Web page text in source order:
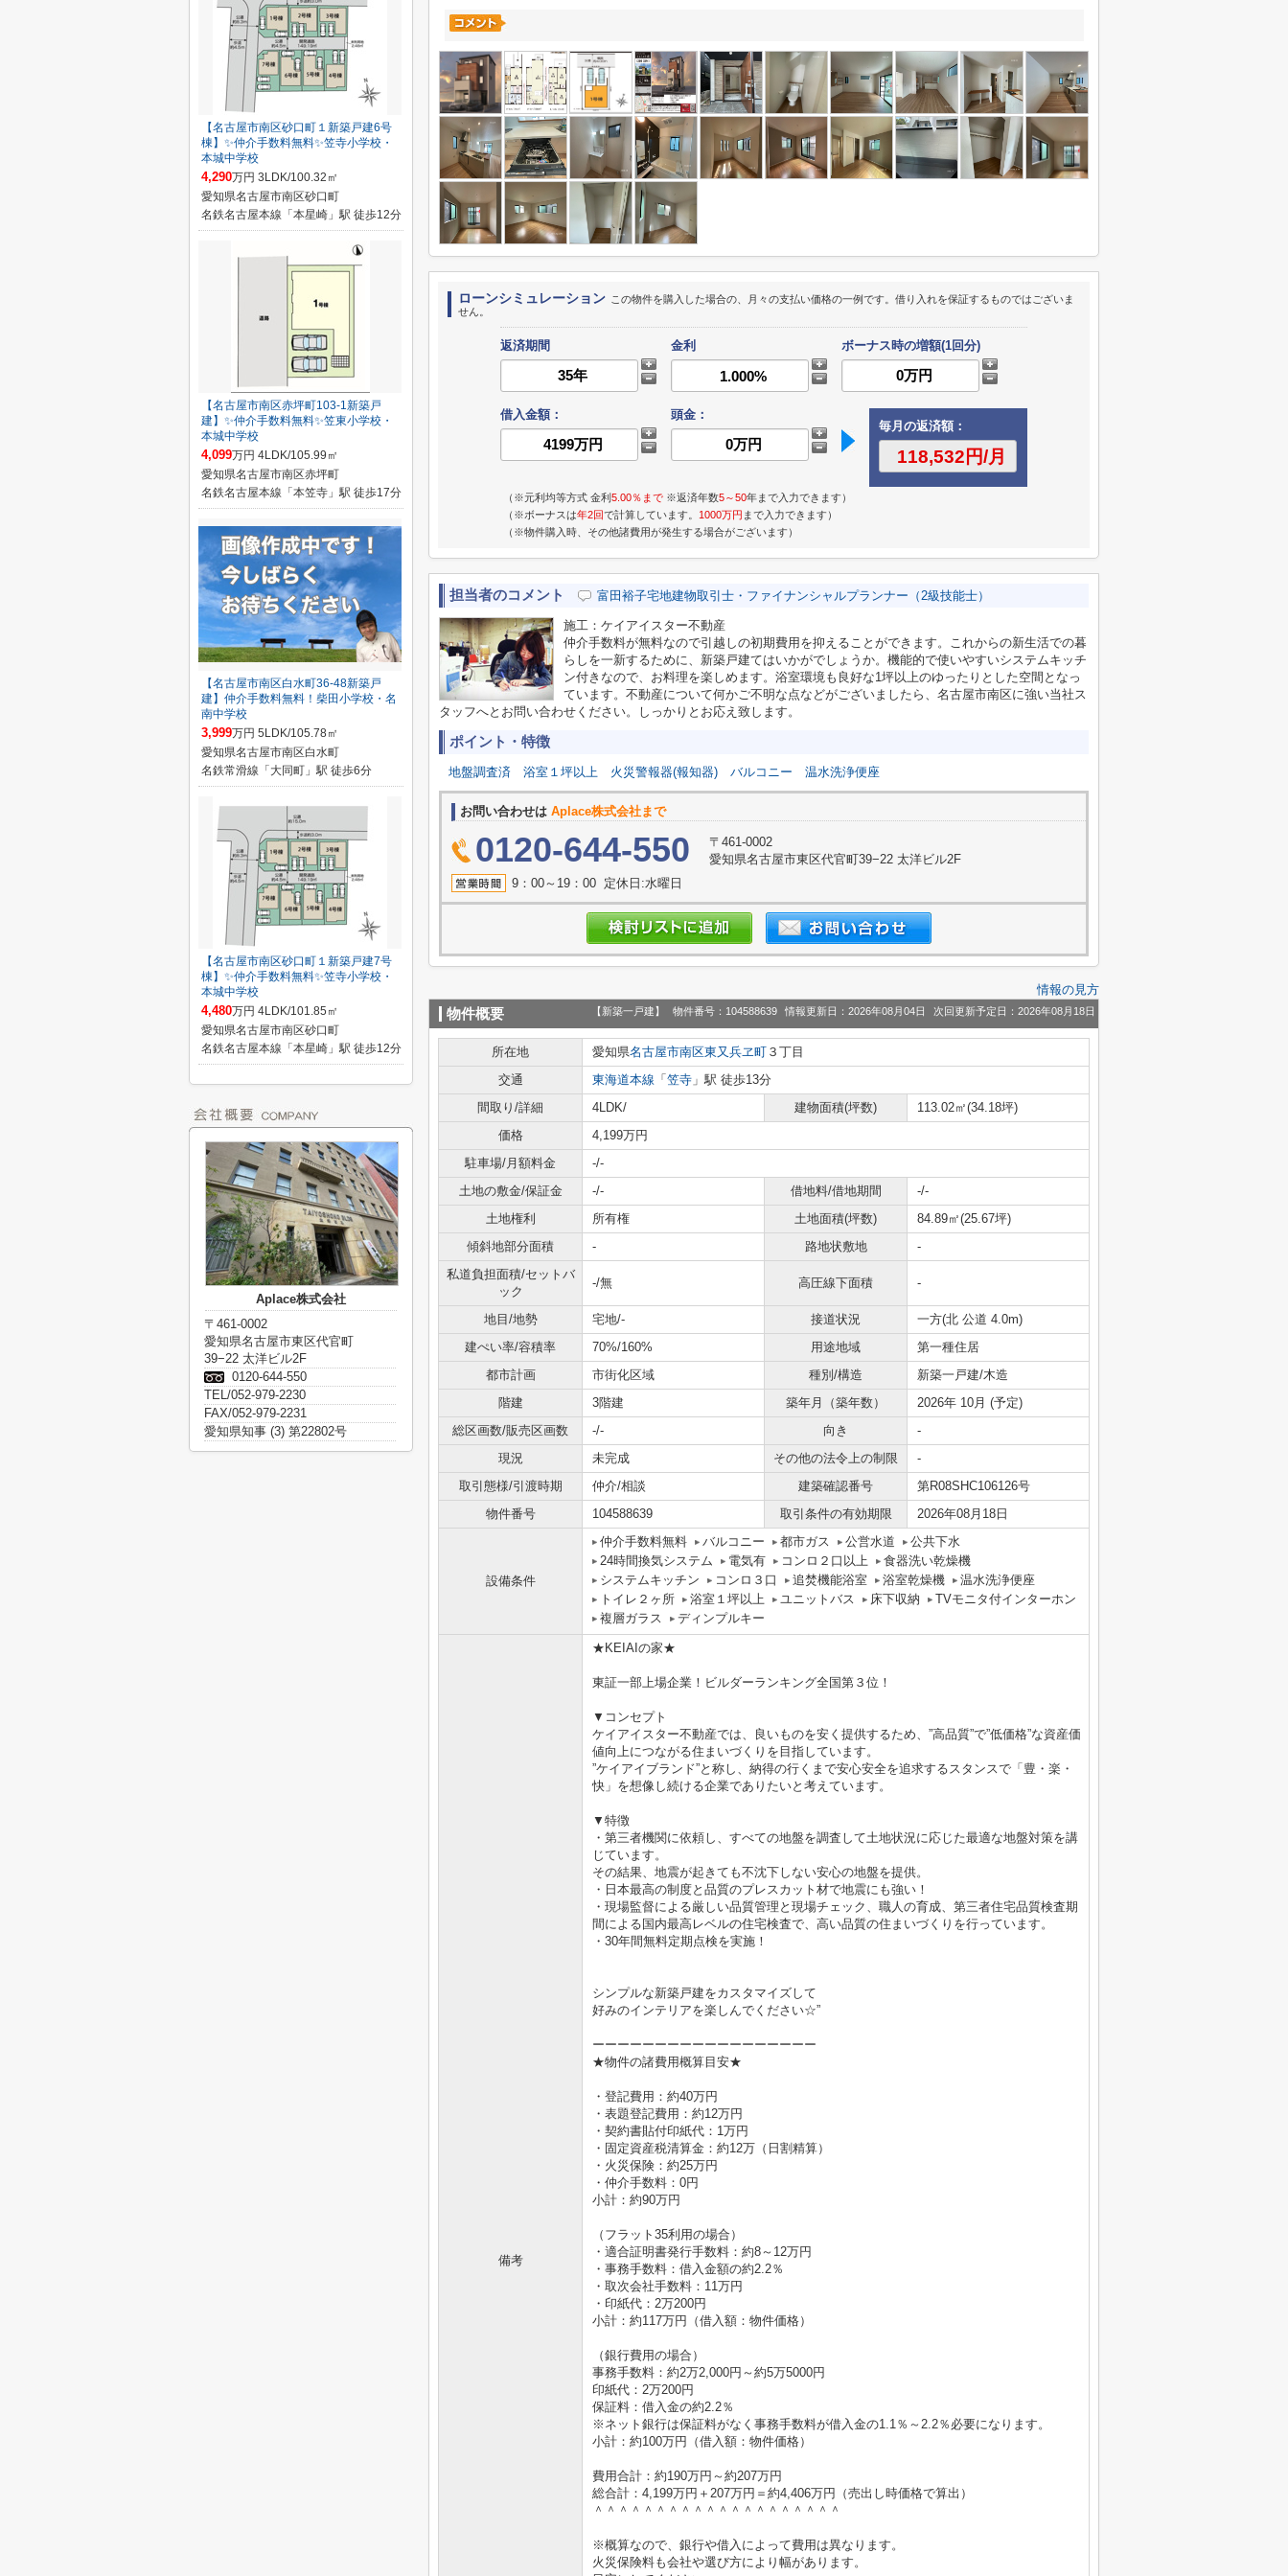
ローンシミュレーション この物件を購入した場合の、月々の支払い価格の一例です。借り入れを保証するものではございま
せん。
返済期間 金利 ボーナス時の増額(1回分)
借入金額：
頭金：
毎月の返済額：
（※元利均等方式 金利5.00％まで ※返済年数5～50年まで入力できます）
（※ボーナスは年2回で計算しています。 1000万円 まで入力できます）
（※物件購入時、その他諸費用が発生する場合がございます）
担当者のコメント 富田裕子宅地建物取引士・ファイナンシャルプランナー（2級技能士）
施工：ケイアイスター不動産
仲介手数料が無料なので引越しの初期費用を抑えることができます。これからの新生活での暮
らしを一新するために、新築戸建てはいかがでしょうか。機能的で使いやすいシステムキッチ
ン付きなので、お料理を楽しめます。浴室環境も良好な1坪以上のゆったりとした空間となっ
ています。不動産について何かご不明な点などがございましたら、名古屋市南区に強い当社ス
タッフへとお問い合わせください。しっかりとお応え致します。
ポイント・特徴
地盤調査済 浴室１坪以上 火災警報器(報知器) バルコニー 温水洗浄便座
お問い合わせは Aplace株式会社まで
0120-644-550
〒461-0002
愛知県名古屋市東区代官町39−22 太洋ビル2F
9：00～19：00 定休日:水曜日
情報の見方
物件概要 【新築一戸建】 物件番号：104588639 情報更新日：2026年08月04日 次回更新予定日：2026年08月18日
所在地 愛知県名古屋市南区東又兵ヱ町 ３丁目
交通
東海道本線 「 笠寺 」駅 徒歩13分
間取り/詳細
4LDK/ 建物面積(坪数)
113.02㎡(34.18坪)
価格
4,199万円
駐車場/月額料金
-/-
土地の敷金/保証金
-/- 借地料/借地期間
-/-
土地権利
所有権 土地面積(坪数)
84.89㎡(25.67坪)
傾斜地部分面積
- 路地状敷地
-
私道負担面積/セットバ
ック
-/無 高圧線下面積 -
地目/地勢 宅地/- 接道状況
一方(北 公道 4.0m)
建ぺい率/容積率
70%/160% 用途地域
第一種住居
都市計画
市街化区域 種別/構造
新築一戸建/木造
階建
3階建 築年月（築年数）
2026年 10月 (予定)
総区画数/販売区画数
-/- 向き
-
現況
未完成 その他の法令上の制限
-
取引態様/引渡時期
仲介/相談 建築確認番号
第R08SHC106126号
物件番号
104588639 取引条件の有効期限 2026年08月18日
設備条件
仲介手数料無料 バルコニー 都市ガス 公営水道
公共下水
24時間換気システム
電気有 コンロ２口以上
食器洗い乾燥機
システムキッチン
コンロ３口 追焚機能浴室 浴室乾燥機
温水洗浄便座
トイレ２ヶ所
浴室１坪以上 ユニットバス 床下収納
TVモニタ付インターホン
複層ガラス
ディンプルキー
備考
★KEIAIの家★
東証一部上場企業！ビルダーランキング全国第３位！
▼コンセプト
ケイアイスター不動産では、良いものを安く提供するため、”高品質”で”低価格”な資産価
値向上につながる住まいづくりを目指しています。
”ケイアイブランド”と称し、納得の行くまで安心安全を追求するスタンスで「豊・楽・
快」を想像し続ける企業でありたいと考えています。
▼特徴
・第三者機関に依頼し、すべての地盤を調査して土地状況に応じた最適な地盤対策を講
じています。
その結果、地震が起きても不沈下しない安心の地盤を提供。
・日本最高の制度と品質のプレスカット材で地震にも強い！
・現場監督による厳しい品質管理と現場チェック、職人の育成、第三者住宅品質検査期
間による国内最高レベルの住宅検査で、高い品質の住まいづくりを行っています。
・30年間無料定期点検を実施！
シンプルな新築戸建をカスタマイズして
好みのインテリアを楽しんでください☆”
ーーーーーーーーーーーーーーーーーー
★物件の諸費用概算目安★
・登記費用：約40万円
・表題登記費用：約12万円
・契約書貼付印紙代：1万円
・固定資産税清算金：約12万（日割精算）
・火災保険：約25万円
・仲介手数料：0円
小計：約90万円
（フラット35利用の場合）
・適合証明書発行手数料：約8～12万円
・事務手数料：借入金額の約2.2％
・取次会社手数料：11万円
・印紙代：2万200円
小計：約117万円（借入額：物件価格）
（銀行費用の場合）
事務手数料：約2万2,000円～約5万5000円
印紙代：2万200円
保証料：借入金の約2.2％
※ネット銀行は保証料がなく事務手数料が借入金の1.1％～2.2％必要になります。
小計：約100万円（借入額：物件価格）
費用合計：約190万円～約207万円
総合計：4,199万円＋207万円＝約4,406万円（売出し時価格で算出）
＾＾＾＾＾＾＾＾＾＾＾＾＾＾＾＾＾＾＾＾
※概算なので、銀行や借入によって費用は異なります。
火災保険料も会社や選び方により幅があります。
【名古屋市南区砂口町１新築戸建6号
棟】✨️仲介手数料無料✨️笠寺小学校・
本城中学校
4,290万円 3LDK/100.32㎡
愛知県名古屋市南区砂口町
名鉄名古屋本線「本星崎」駅 徒歩12分
【名古屋市南区赤坪町103-1新築戸
建】✨️仲介手数料無料✨️笠東小学校・
本城中学校
4,099万円 4LDK/105.99㎡
愛知県名古屋市南区赤坪町
名鉄名古屋本線「本笠寺」駅 徒歩17分
【名古屋市南区白水町36-48新築戸
建】仲介手数料無料！柴田小学校・名
南中学校
3,999万円 5LDK/105.78㎡
愛知県名古屋市南区白水町
名鉄常滑線「大同町」駅 徒歩6分
【名古屋市南区砂口町１新築戸建7号
棟】✨️仲介手数料無料✨️笠寺小学校・
本城中学校
4,480万円 4LDK/101.85㎡
愛知県名古屋市南区砂口町
名鉄名古屋本線「本星崎」駅 徒歩12分
Aplace株式会社
〒461-0002
愛知県名古屋市東区代官町
39−22 太洋ビル2F
0120-644-550
TEL/052-979-2230
FAX/052-979-2231
愛知県知事 (3) 第22802号